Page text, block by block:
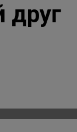
друг